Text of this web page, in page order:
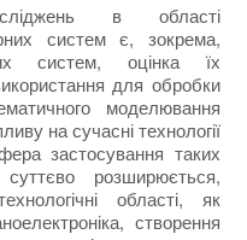
в області
систем є, зокрема,
систем, оцінка їх
для обробки
моделювання
на сучасні технології
застосування таких
розширюється,
області, як
створення